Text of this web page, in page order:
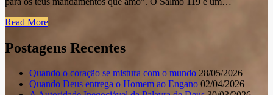
Read More
Postagens Recentes
Quando o coração se mistura com o mundo 28/05/2026
Quando Deus entrega o Homem ao Engano 02/04/2026